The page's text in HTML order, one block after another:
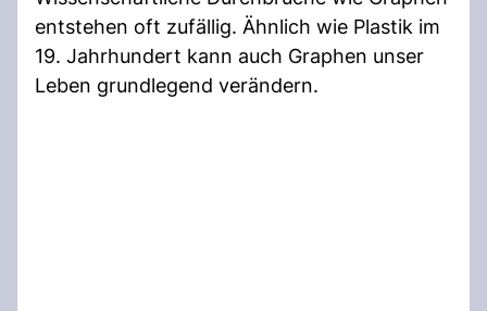
entstehen oft zufällig. Ähnlich wie Plastik im
19. Jahrhundert kann auch Graphen unser
Leben grundlegend verändern.